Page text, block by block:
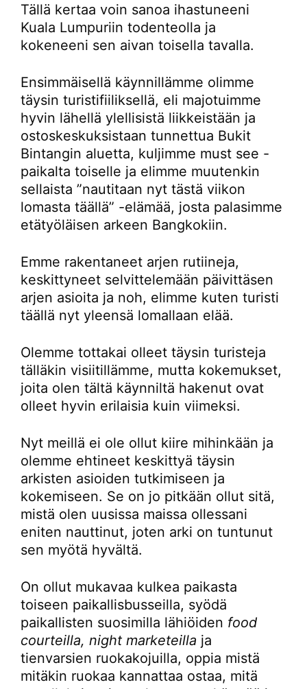
Tällä kertaa voin sanoa ihastuneeni
Kuala Lumpuriin todenteolla ja
kokeneeni sen aivan toisella tavalla.
Ensimmäisellä käynnillämme olimme
täysin turistifiiliksellä, eli majotuimme
hyvin lähellä ylellisistä liikkeistään ja
ostoskeskuksistaan tunnettua Bukit
Bintangin aluetta, kuljimme must see -
paikalta toiselle ja elimme muutenkin
sellaista ”nautitaan nyt tästä viikon
lomasta täällä” -elämää, josta palasimme
etätyöläisen arkeen Bangkokiin.
Emme rakentaneet arjen rutiineja,
keskittyneet selvittelemään päivittäsen
arjen asioita ja noh, elimme kuten turisti
täällä nyt yleensä lomallaan elää.
Olemme tottakai olleet täysin turisteja
tälläkin visiitillämme, mutta kokemukset,
joita olen tältä käynniltä hakenut ovat
olleet hyvin erilaisia kuin viimeksi.
Nyt meillä ei ole ollut kiire mihinkään ja
olemme ehtineet keskittyä täysin
arkisten asioiden tutkimiseen ja
kokemiseen. Se on jo pitkään ollut sitä,
mistä olen uusissa maissa ollessani
eniten nauttinut, joten arki on tuntunut
sen myötä hyvältä.
On ollut mukavaa kulkea paikasta
toiseen paikallisbusseilla, syödä
paikallisten suosimilla lähiöiden food
courteilla, night marketeilla ja
tienvarsien ruokakojuilla, oppia mistä
mitäkin ruokaa kannattaa ostaa, mitä